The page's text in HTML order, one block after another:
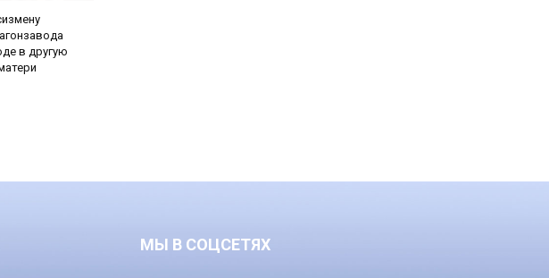
в другую
МЫ В СОЦСЕТЯХ